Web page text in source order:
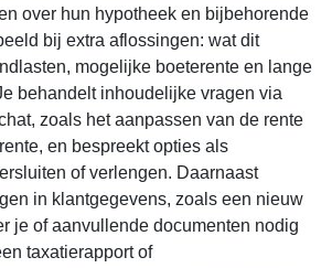
over hun hypotheek en bijbehorende
bij extra aflossingen: wat dit
mogelijke boeterente en lange
behandelt inhoudelijke vragen via
zoals het aanpassen van de rente
en bespreekt opties als
of verlengen. Daarnaast
in klantgegevens, zoals een nieuw
je of aanvullende documenten nodig
taxatierapport of